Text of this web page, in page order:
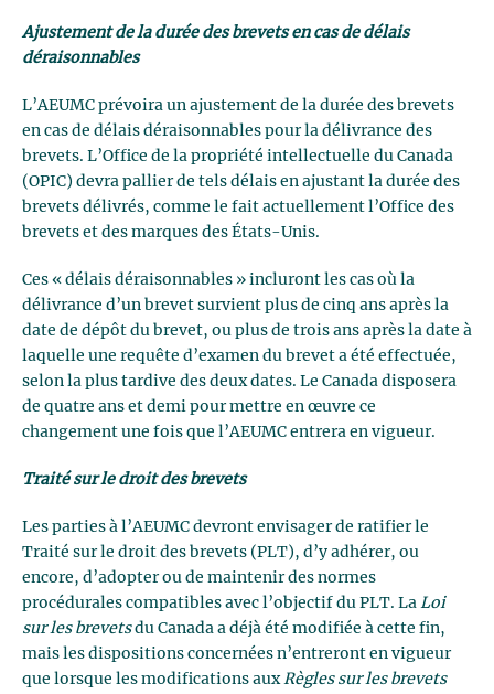
Ajustement de la durée des brevets en cas de délais
déraisonnables
L’AEUMC prévoira un ajustement de la durée des brevets
en cas de délais déraisonnables pour la délivrance des
brevets. L’Office de la propriété intellectuelle du Canada
(OPIC) devra pallier de tels délais en ajustant la durée des
brevets délivrés, comme le fait actuellement l’Office des
brevets et des marques des États-Unis.
Ces « délais déraisonnables » incluront les cas où la
délivrance d’un brevet survient plus de cinq ans après la
date de dépôt du brevet, ou plus de trois ans après la date à
laquelle une requête d’examen du brevet a été effectuée,
selon la plus tardive des deux dates. Le Canada disposera
de quatre ans et demi pour mettre en œuvre ce
changement une fois que l’AEUMC entrera en vigueur.
Traité sur le droit des brevets
Les parties à l’AEUMC devront envisager de ratifier le
Traité sur le droit des brevets (PLT), d’y adhérer, ou
encore, d’adopter ou de maintenir des normes
procédurales compatibles avec l’objectif du PLT. La Loi
sur les brevetsdu Canada a déjà été modifiée à cette fin,
mais les dispositions concernées n’entreront en vigueur
que lorsque les modifications auxRègles sur les brevets